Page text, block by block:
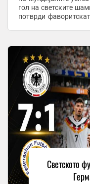
гол на светските
потврди
Светското